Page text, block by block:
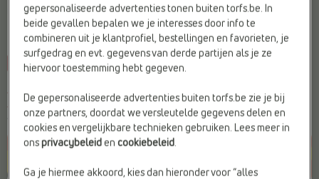
LITTLE DAVID
Sandalen blauw
-20% Web Only C l prijsje
Je bespaart
€ 55,99 € 44,79
Vorige laagste prijs: € 44,79
gepersonaliseerde advertenties tonen buiten torfs.be. In
beide gevallen bepalen we je interesses door info te
combineren uit je klantprofiel, bestellingen en favorieten, je
surfgedrag en evt. gegevens van derde partijen als je ze
hiervoor toestemming hebt gegeven.
De gepersonaliseerde advertenties buiten torfs.be zie je bij
onze partners, doordat we versleutelde gegevens delen en
cookies en vergelijkbare technieken gebruiken. Lees meer in
onsprivacybeleid encookiebeleid.
Ga je hiermee akkoord, kies dan hieronder voor “alles